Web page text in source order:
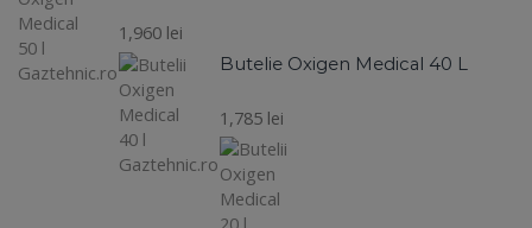
1,960 lei
Butelie Oxigen Medical 40 L
1,785 lei